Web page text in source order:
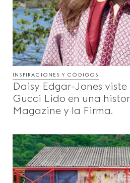
INSPIRACIONES Y CÓDIGOS
Daisy Edgar-Jones
Gucci Lido en una
Magazine y la Firma.